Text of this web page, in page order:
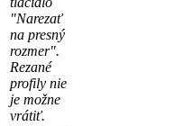
"Narezať
na presný
rozmer".
Rezané
profily nie
je možne
vrátiť.